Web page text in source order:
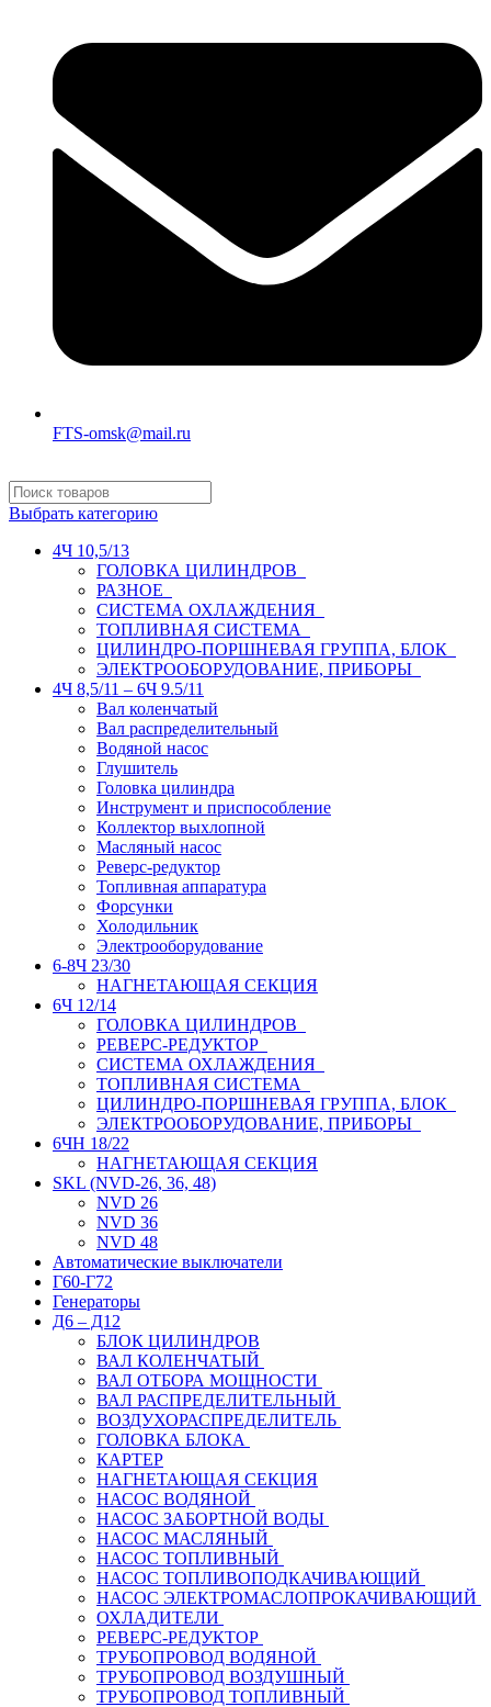
FTS-omsk@mail.ru
Выбрать категорию
4Ч 10,5/13
ГОЛОВКА ЦИЛИНДРОВ
РАЗНОЕ
СИСТЕМА ОХЛАЖДЕНИЯ
ТОПЛИВНАЯ СИСТЕМА
ЦИЛИНДРО-ПОРШНЕВАЯ ГРУППА, БЛОК
ЭЛЕКТРООБОРУДОВАНИЕ, ПРИБОРЫ
4Ч 8,5/11 – 6Ч 9.5/11
Вал коленчатый
Вал распределительный
Водяной насос
Глушитель
Головка цилиндра
Инструмент и приспособление
Коллектор выхлопной
Масляный насос
Реверс-редуктор
Топливная аппаратура
Форсунки
Холодильник
Электрооборудование
6-8Ч 23/30
НАГНЕТАЮЩАЯ СЕКЦИЯ
6Ч 12/14
ГОЛОВКА ЦИЛИНДРОВ
РЕВЕРС-РЕДУКТОР
СИСТЕМА ОХЛАЖДЕНИЯ
ТОПЛИВНАЯ СИСТЕМА
ЦИЛИНДРО-ПОРШНЕВАЯ ГРУППА, БЛОК
ЭЛЕКТРООБОРУДОВАНИЕ, ПРИБОРЫ
6ЧН 18/22
НАГНЕТАЮЩАЯ СЕКЦИЯ
SKL (NVD-26, 36, 48)
NVD 26
NVD 36
NVD 48
Автоматические выключатели
Г60-Г72
Генераторы
Д6 – Д12
БЛОК ЦИЛИНДРОВ
ВАЛ КОЛЕНЧАТЫЙ
ВАЛ ОТБОРА МОЩНОСТИ
ВАЛ РАСПРЕДЕЛИТЕЛЬНЫЙ
ВОЗДУХОРАСПРЕДЕЛИТЕЛЬ
ГОЛОВКА БЛОКА
КАРТЕР
НАГНЕТАЮЩАЯ СЕКЦИЯ
НАСОС ВОДЯНОЙ
НАСОС ЗАБОРТНОЙ ВОДЫ
НАСОС МАСЛЯНЫЙ
НАСОС ТОПЛИВНЫЙ
НАСОС ТОПЛИВОПОДКАЧИВАЮЩИЙ
НАСОС ЭЛЕКТРОМАСЛОПРОКАЧИВАЮЩИЙ
ОХЛАДИТЕЛИ
РЕВЕРС-РЕДУКТОР
ТРУБОПРОВОД ВОДЯНОЙ
ТРУБОПРОВОД ВОЗДУШНЫЙ
ТРУБОПРОВОД ТОПЛИВНЫЙ